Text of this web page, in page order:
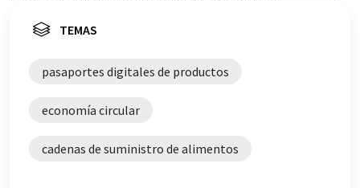
ofrece estas traducciones automáticas para presentar
este artículo ha sido traducido con traducción
automática, es posible que contenga errores de
vocabulario, sintaxis o gramática. El artículo original en
TEMAS
pasaportes digitales de productos
economía circular
cadenas de suministro de alimentos